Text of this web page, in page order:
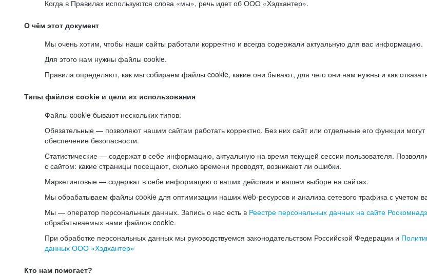
Когда в Правилах используются слова «мы», речь идет об ООО «Хэдхантер».
О чём этот документ
Мы очень хотим, чтобы наши сайты работали корректно и всегда содержали актуальную для вас информацию.
Для этого нам нужны файлы cookie.
Правила определяют, как мы собираем файлы cookie, какие они бывают, для чего они нам нужны и как
Типы файлов cookie и цели их использования
Файлы cookie бывают нескольких типов:
Обязательные — позволяют нашим сайтам работать корректно. Без них сайт или отдельные его функции
обеспечение безопасности.
Статистические — содержат в себе информацию, актуальную на время текущей сессии пользователя.
с сайтом: какие страницы посещают, сколько времени проводят, возникают ли ошибки.
Маркетинговые — содержат в себе информацию о ваших действия и вашем выборе на сайтах.
Мы обрабатываем файлы cookie для оптимизации наших web-ресурсов и анализа сетевого трафика с учетом
Мы — оператор персональных данных. Запись о нас есть в Реестре персональных данных на сайте
обрабатываемых нами файлов cookie.
При обработке персональных данных мы руководствуемся законодательством Российской Федерации и
данных ООО «Хэдхантер»
Кто нам помогает?